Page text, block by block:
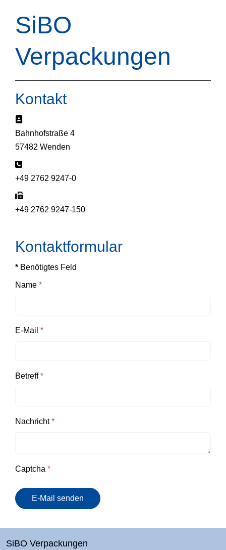
SiBO
Verpackungen
Kontakt
Adresse:
Bahnhofstraße 4
57482 Wenden
Telefon:
+49 2762 9247-0
Fax:
+49 2762 9247-150
Kontaktformular
* Benötigtes Feld
Name *
E-Mail *
Betreff*
Nachricht*
Captcha *
E-Mail senden
SiBO Verpackungen